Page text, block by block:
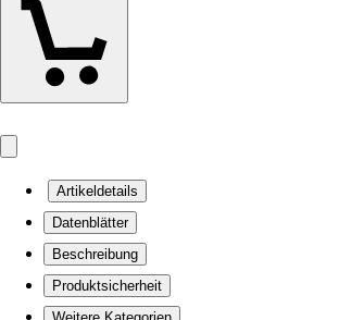
Artikeldetails
Datenblätter
Beschreibung
Produktsicherheit